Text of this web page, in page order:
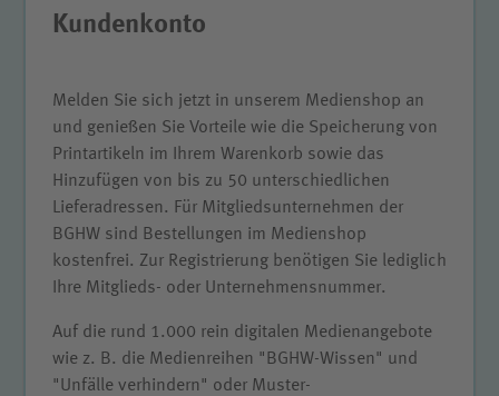
Kundenkonto
Melden Sie sich jetzt in unserem Medienshop an
und genießen Sie Vorteile wie die Speicherung von
Printartikeln im Ihrem Warenkorb sowie das
Hinzufügen von bis zu 50 unterschiedlichen
Lieferadressen. Für Mitgliedsunternehmen der
BGHW sind Bestellungen im Medienshop
kostenfrei. Zur Registrierung benötigen Sie lediglich
Ihre Mitglieds- oder Unternehmensnummer.
Auf die rund 1.000 rein digitalen Medienangebote
wie z. B. die Medienreihen "BGHW-Wissen" und
"Unfälle verhindern" oder Muster-